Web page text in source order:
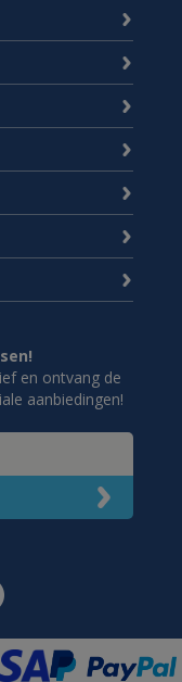
en ontvang de
aanbiedingen!